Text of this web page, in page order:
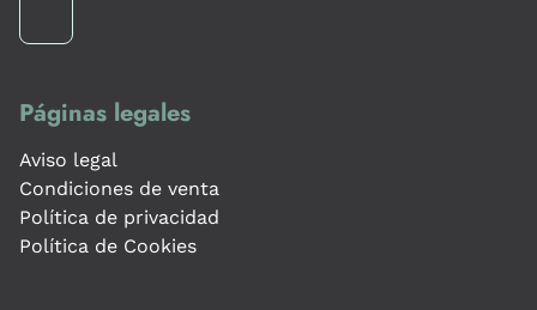
Páginas legales
Aviso legal
Condiciones de venta
Política de privacidad
Política de Cookies